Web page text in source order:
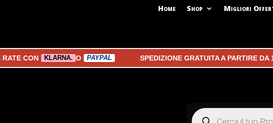
Home Shop Migliori
CON KLARNA. O PAYPAL SPEDIZIONE GRATUITA A PARTIRE DA
Products
search